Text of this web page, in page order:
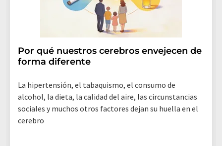
Por qué nuestros cerebros envejecen de
forma diferente
La hipertensión, el tabaquismo, el consumo de
alcohol, la dieta, la calidad del aire, las circunstancias
sociales y muchos otros factores dejan su huella en el
cerebro